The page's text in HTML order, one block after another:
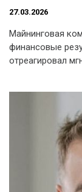
27.03.2026
Майнинговая
финансовые
отреагировал